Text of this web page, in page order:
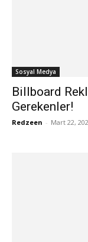
Sosyal Medya
Billboard
Gerekenler!
Redzeen - Mart 22,